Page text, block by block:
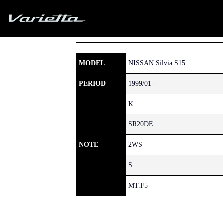
MODEL NISSAN Silvia S15
PERIOD 1999/01 -
NOTE
K
SR20DE
2WS
S
MT.F5